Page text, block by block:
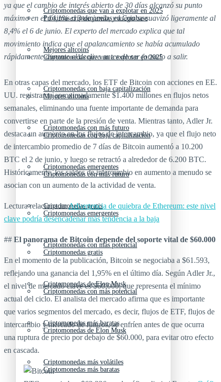
Criptomonedas que van a explotar en 2025
Mejores altcoins
Criptomonedas con baja capitalización
Criptomonedas con más futuro
Criptomonedas emergentes
Criptomonedas gratis
Criptomonedas con más potencial
Criptomonedas de Elon Musk
Criptomonedas más baratas
Criptomonedas más volátiles
Próximas criptomonedas en Coinbase
Criptomonedas que van a explotar en 2025
Mejores altcoins
Criptomonedas con baja capitalización
Criptomonedas con más futuro
Criptomonedas emergentes
Criptomonedas gratis
Criptomonedas con más potencial
Criptomonedas de Elon Musk
Criptomonedas más baratas
ya que el cambio de interés abierto de 30 días alcanzó su punto
máximo en el 14,1% el 3 de junio, y luego se suavizó ligeramente al
8,4% el 6 de junio. El experto del mercado explica que tal
movimiento indica que el apalancamiento se había acumulado
rápidamente durante el declive antes de ser forzado a salir.
En otras capas del mercado, los ETF de Bitcoin con acciones en EE.
UU. registraron aproximadamente $1.400 millones en flujos netos
semanales, eliminando una fuente importante de demanda para
convertirse en parte de la presión de venta. Mientras tanto, Adler Jr.
destaca un aumento en los flujos de intercambio, ya que el flujo neto
de intercambio promedio de 7 días de Bitcoin aumentó a 10.200
BTC el 2 de junio, y luego se retractó a alrededor de 6.200 BTC.
Históricamente, los saldos de intercambio en aumento a menudo se
asocian con un aumento de la actividad de venta.
Lectura relacionada:Advertencia de quiebra de Ethereum: este nivel
clave podría desencadenar más tendencia a la baja
## El panorama de Bitcoin depende del soporte vital de $60.000
En el momento de la publicación, Bitcoin se negociaba a $61.593,
reflejando una ganancia del 1,95% en el último día. Según Adler Jr.,
el nivel de mercado clave es $60.000, que representa el mínimo
actual del ciclo. El analista del mercado afirma que es importante
que varios segmentos del mercado, es decir, flujos de ETF, flujos de
intercambio y mercado de futuros, se enfríen antes de que ocurra
una ruptura de precio por debajo de $60.000, para evitar otro efecto
en cascada.